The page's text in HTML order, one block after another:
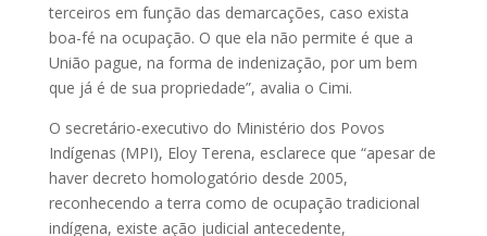
terceiros em função das demarcações, caso exista
boa-fé na ocupação. O que ela não permite é que a
União pague, na forma de indenização, por um bem
que já é de sua propriedade”, avalia o Cimi.
O secretário-executivo do Ministério dos Povos
Indígenas (MPI), Eloy Terena, esclarece que “apesar de
haver decreto homologatório desde 2005,
reconhecendo a terra como de ocupação tradicional
indígena, existe ação judicial antecedente,